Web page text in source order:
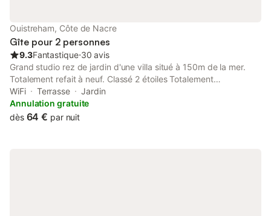
Ouistreham, Côte de Nacre
Gîte pour 2 personnes
9.3Fantastique⋅30 avis
Grand studio rez de jardin d'une villa situé à 150m de la mer.
Totalement refait à neuf. Classé 2 étoiles Totalement
carrelé.Très équipé: réfrigérateur,cuisinière vitrocéram, micro-
ondes, cafetière, bouilloire, grille-pain etc... Lave-linge.
Téléviseur écran plat 81cm Grande salle de douche Jardin
WiFi Terrasse
Jardin
Annulation gratuite
dès 64 € par nuit